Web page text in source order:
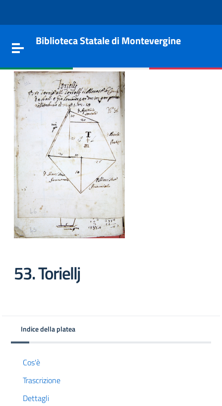
Toggle navigation
Biblioteca Statale di Montevergine
53. Toriellj
Indice della platea
Cos'è
Trascrizione
Dettagli